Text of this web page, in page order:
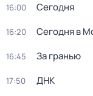
16:00 Сегодня
16:20 Сегодня в
16:45 За гранью
17:50 ДНК